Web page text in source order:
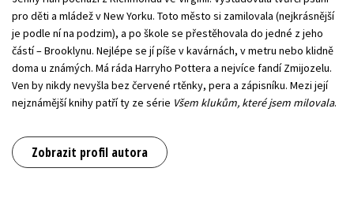
pro děti a mládež v New Yorku. Toto město si zamilovala (nejkrásnější
je podle ní na podzim), a po škole se přestěhovala do jedné z jeho
částí – Brooklynu. Nejlépe se jí píše v kavárnách, v metru nebo klidně
doma u známých. Má ráda Harryho Pottera a nejvíce fandí Zmijozelu.
Ven by nikdy nevyšla bez červené rtěnky, pera a zápisníku. Mezi její
nejznámější knihy patří ty ze série Všem klukům, které jsem milovala.
Zobrazit profil autora